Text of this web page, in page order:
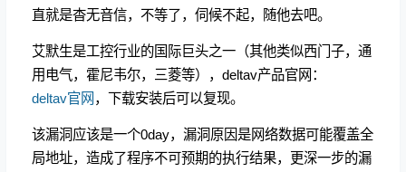
直就是杳无音信，不等了，伺候不起，随他去吧。
艾默生是工控行业的国际巨头之一（其他类似西门子，通
用电气，霍尼韦尔，三菱等），deltav产品官网：
deltav官网 ，下载安装后可以复现。
该漏洞应该是一个0day，漏洞原因是网络数据可能覆盖全
局地址，造成了程序不可预期的执行结果，更深一步的漏